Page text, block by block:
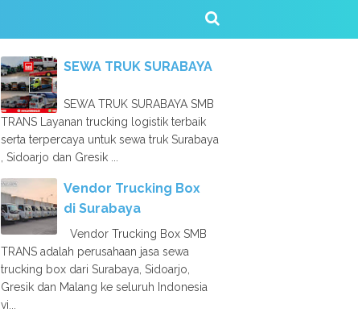
SEWA TRUK SURABAYA
SEWA TRUK SURABAYA SMB
TRANS Layanan trucking logistik terbaik
serta terpercaya untuk sewa truk Surabaya
, Sidoarjo dan Gresik ...
Vendor Trucking Box
di Surabaya
Vendor Trucking Box SMB
TRANS adalah perusahaan jasa sewa
trucking box dari Surabaya, Sidoarjo,
Gresik dan Malang ke seluruh Indonesia
vi...